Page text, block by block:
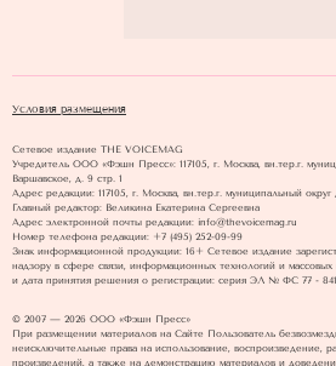
Условия размещения
Сетевое издание THE VOICEMAG
Учредитель ООО «Фэшн Пресс»: 117105, г. Москва, вн.тер.г.
Варшавское, д. 9 стр. 1
Адрес редакции: 117105, г. Москва, вн.тер.г. муниципальный
Главный редактор: Великина Екатерина Сергеевна
Адрес электронной почты редакции: info@thevoicemag.ru
Номер телефона редакции: +7 (495) 252-09-99
Знак информационной продукции: 16+ Cетевое издание
надзору в сфере связи, информационных технологий и
и дата принятия решения о регистрации: серия ЭЛ № ФС 77 -
© 2007 — 2026 ООО «Фэшн Пресс»
При размещении материалов на Сайте Пользователь
неисключительные права на использование, воспроизведение,
произведений, а также на демонстрацию материалов и